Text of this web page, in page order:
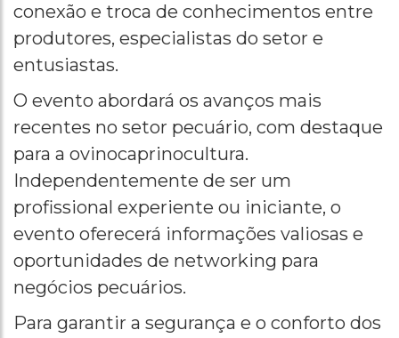
conexão e troca de conhecimentos entre
produtores, especialistas do setor e
entusiastas.
O evento abordará os avanços mais
recentes no setor pecuário, com destaque
para a ovinocaprinocultura.
Independentemente de ser um
profissional experiente ou iniciante, o
evento oferecerá informações valiosas e
oportunidades de networking para
negócios pecuários.
Para garantir a segurança e o conforto dos